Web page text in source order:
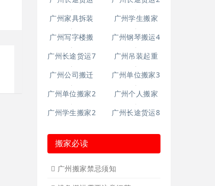
广州空调移机
广州长途货运6 广州短途搬家2
广州长途货运